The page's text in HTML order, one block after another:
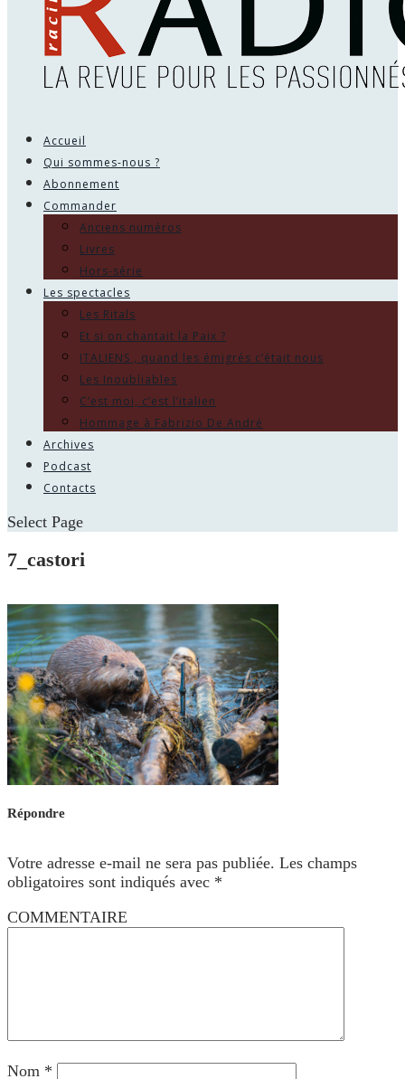
Accueil
Qui sommes-nous ?
Abonnement
Commander
Anciens numéros
Livres
Hors-série
Les spectacles
Les Ritals
Et si on chantait la Paix ?
ITALIENS , quand les émigrés c’était nous
Les Inoubliables
C’est moi, c’est l’italien
Hommage à Fabrizio De André
Archives
Podcast
Contacts
Select Page
7_castori
Répondre
Votre adresse e-mail ne sera pas publiée. Les champs
obligatoires sont indiqués avec *
COMMENTAIRE
Nom *